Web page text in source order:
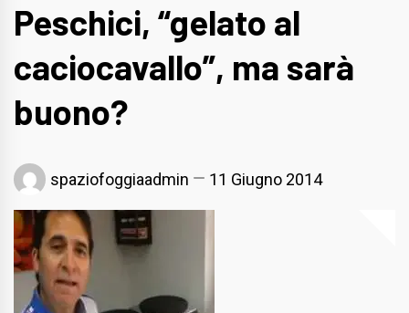
Peschici, “gelato al
caciocavallo”, ma sarà
buono?
spaziofoggiaadmin 11 Giugno 2014